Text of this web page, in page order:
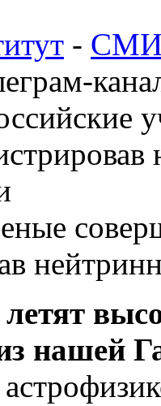
- СМИ
нашей